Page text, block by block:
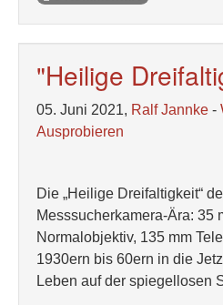
"Heilige
05. Juni 2021, Ralf Jannke -
Ausprobieren
Die „Heilige Dreifaltigkeit“
Messsucherkamera-Ära: 35
Normalobjektiv, 135 mm
1930ern bis 60ern in die
Leben auf der spiegellosen